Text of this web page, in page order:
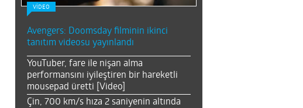
VİDEO
Avengers: Doomsday filminin ikinci
tanıtım videosu yayınlandı
YouTuber, fare ile nişan alma
performansını iyileştiren bir hareketli
mousepad üretti [Video]
Çin, 700 km/s hıza 2 saniyenin altında